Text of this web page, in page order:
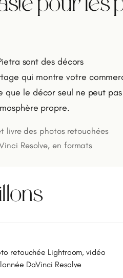
pour les
sont des décors
qui montre votre
que le décor seul ne peut pas
propre.
livre des photos retouchées
Resolve, en formats
retouchée Lightroom, vidéo
DaVinci Resolve